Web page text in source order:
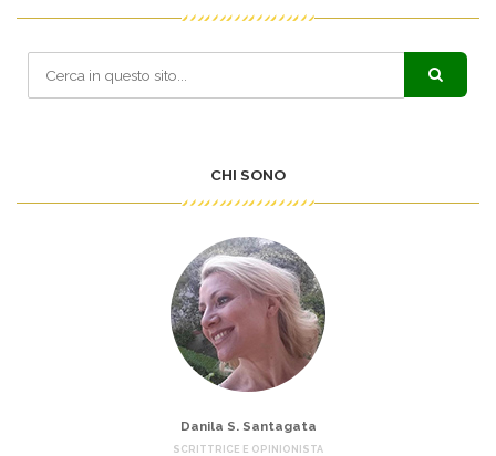
CHI SONO
Danila S. Santagata
SCRITTRICE E OPINIONISTA